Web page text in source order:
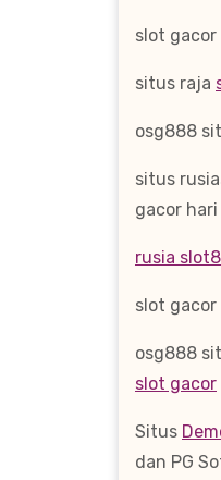
slot gacor
situs raja
osg888
situs
gacor hari
rusia
slot gacor
osg888
slot gacor
Situs
dan PG